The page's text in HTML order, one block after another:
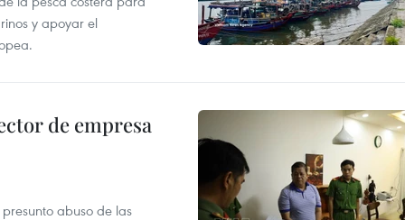
y apoyar el
de empresa
abuso de las